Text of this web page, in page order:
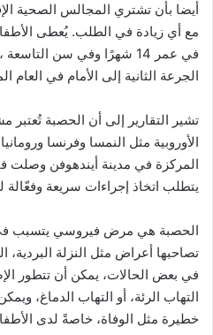
أيضا بأن تشتري المجالس الصحية
مع أي زيادة في الطلب. يُعطى
في عمر 14 شهرًا وفي سن
الجرعة الثانية إلى الأمام في العام
تشير التقارير إلى أن الحصبة
الأوروبية مثل النمسا وفرنسا
المركزة في مدينة أيندهوفن وصلت
يتطلب اتخاذ إجراءات سريعة
الحصبة هي مرض فيروسي يتسبب
تصاحبها أعراض مثل النزلة البردية،
في بعض الحالات، يمكن أن تتطور
التهاب الرئة، أو التهاب الدماغ،
خطيرة مثل الوفاة، خاصةً لدى